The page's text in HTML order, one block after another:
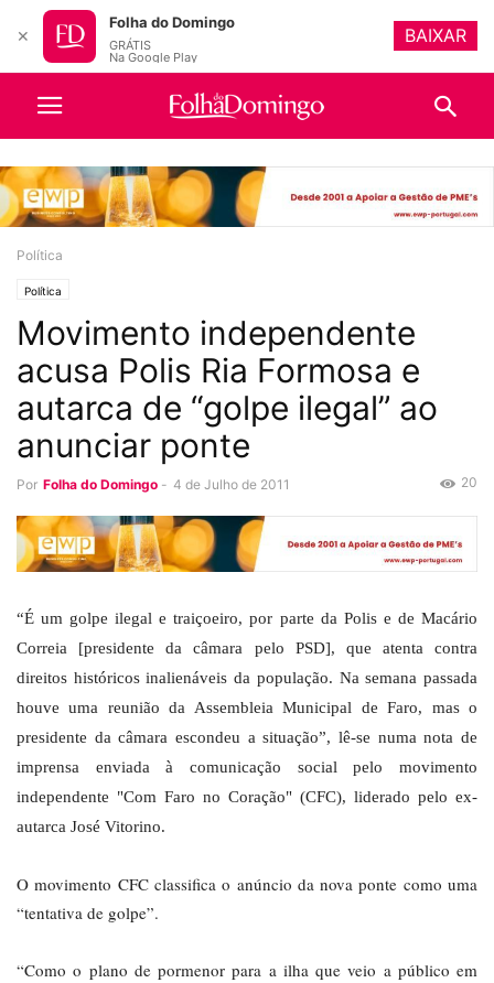
Política
Política
Movimento independente
acusa Polis Ria Formosa e
autarca de “golpe ilegal” ao
anunciar ponte
Por Folha do Domingo - 4 de Julho de 2011 20
“É um golpe ilegal e traiçoeiro, por parte da Polis e de Macário
Correia [presidente da câmara pelo PSD], que atenta contra
direitos históricos inalienáveis da população. Na semana passada
houve uma reunião da Assembleia Municipal de Faro, mas o
presidente da câmara escondeu a situação”, lê-se numa nota de
imprensa enviada à comunicação social pelo movimento
independente "Com Faro no Coração" (CFC), liderado pelo ex-
autarca José Vitorino.
O movimento CFC classifica o anúncio da nova ponte como uma
“tentativa de golpe”.
“Como o plano de pormenor para a ilha que veio a público em
✕
Folha do Domingo
GRÁTIS
Na Google Play
BAIXAR